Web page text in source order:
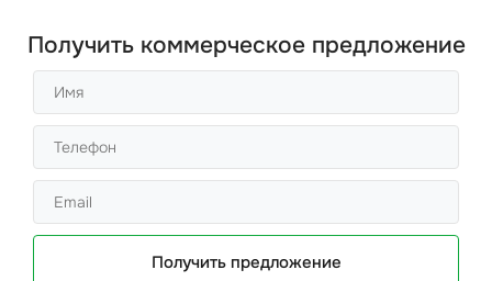
Получить коммерческое предложение
Получить предложение